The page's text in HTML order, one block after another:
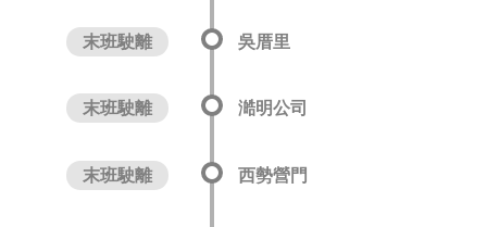
末班駛離 吳厝里
末班駛離 澔明公司
末班駛離 西勢營門